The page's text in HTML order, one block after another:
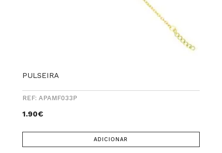
PULSEIRA
1.90€
ADICIONAR
REF: APAMF033P